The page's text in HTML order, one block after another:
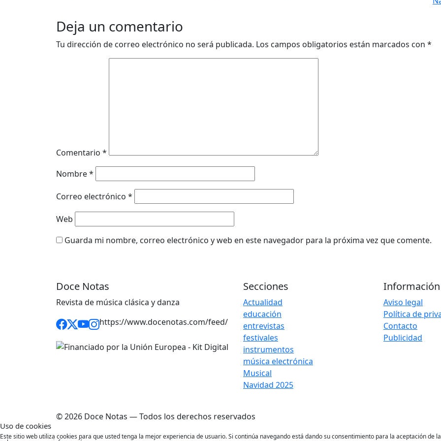
Deja un comentario
Tu dirección de correo electrónico no será publicada. Los campos obligatorios están marcados con *
Comentario *
Nombre*
Correo electrónico *
Web
Guarda mi nombre, correo electrónico y web en este navegador para la próxima vez que comente.
Doce Notas
Revista de música clásica y danza
https://www.docenotas.com/feed/
Secciones
Actualidad
educación
entrevistas
festivales
instrumentos
música electrónica
Musical
Navidad 2025
Información
Aviso legal
Política de
Contacto
Publicidad
© 2026 Doce Notas — Todos los derechos reservados
Uso de cookies
Este sitio web utiliza cookies para que usted tenga la mejor experiencia de usuario. Si continúa navegando está dando su consentimiento para la aceptación de